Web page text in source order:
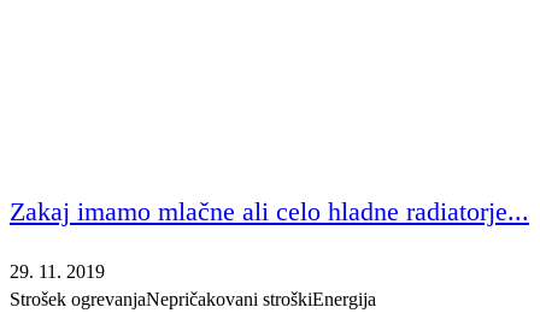
Zakaj imamo mlačne ali celo hladne radiatorje...
29. 11. 2019
Strošek ogrevanjaNepričakovani stroškiEnergija